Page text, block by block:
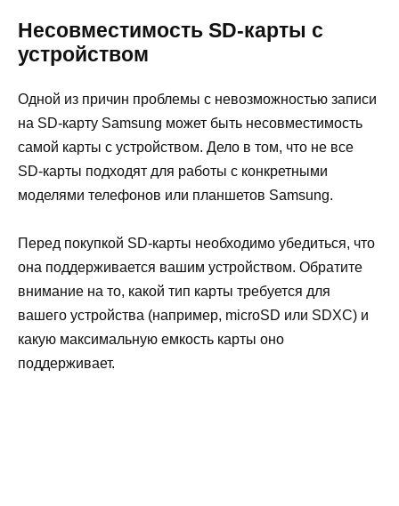
Несовместимость SD-карты с
устройством
Одной из причин проблемы с невозможностью записи
на SD-карту Samsung может быть несовместимость
самой карты с устройством. Дело в том, что не все
SD-карты подходят для работы с конкретными
моделями телефонов или планшетов Samsung.
Перед покупкой SD-карты необходимо убедиться, что
она поддерживается вашим устройством. Обратите
внимание на то, какой тип карты требуется для
вашего устройства (например, microSD или SDXC) и
какую максимальную емкость карты оно
поддерживает.